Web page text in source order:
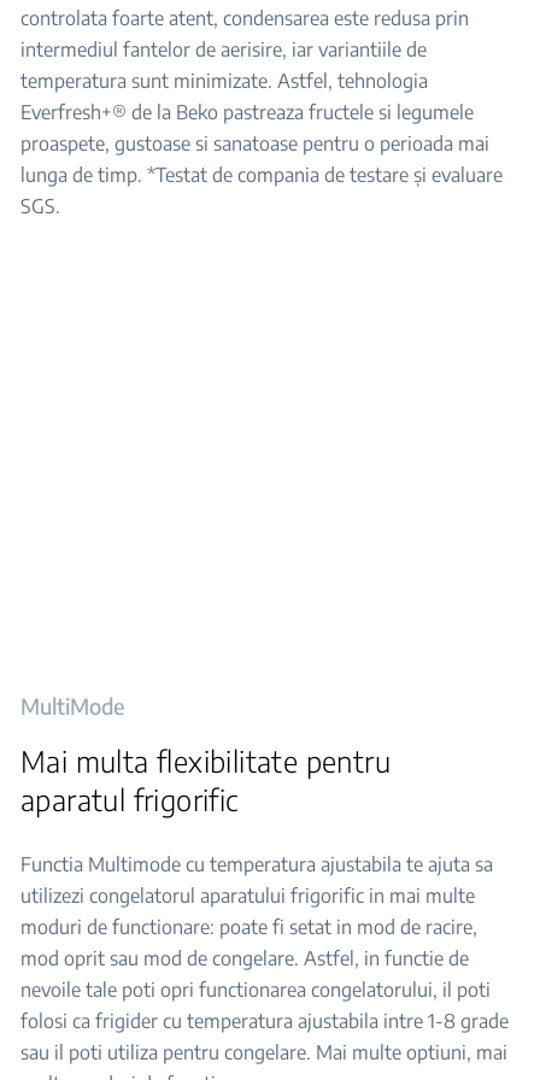
controlata foarte atent, condensarea este redusa prin
intermediul fantelor de aerisire, iar variantiile de
temperatura sunt minimizate. Astfel, tehnologia
Everfresh+® de la Beko pastreaza fructele si legumele
proaspete, gustoase si sanatoase pentru o perioada mai
lunga de timp. *Testat de compania de testare și evaluare
SGS.
MultiMode
Mai multa flexibilitate pentru
aparatul frigorific
Functia Multimode cu temperatura ajustabila te ajuta sa
utilizezi congelatorul aparatului frigorific in mai multe
moduri de functionare: poate fi setat in mod de racire,
mod oprit sau mod de congelare. Astfel, in functie de
nevoile tale poti opri functionarea congelatorului, il poti
folosi ca frigider cu temperatura ajustabila intre 1-8 grade
sau il poti utiliza pentru congelare. Mai multe optiuni, mai